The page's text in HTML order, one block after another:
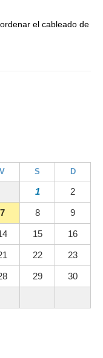
el cableado de
V S D
1 2
7 8 9
15 16
22 23
29 30